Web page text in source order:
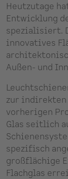
Heutzutage
Entwicklung
spezialisiert.
innovatives
Außen- und
zur indirekten
vorherigen
Glas seitlich
spezifisch
großflächige
Flachglas